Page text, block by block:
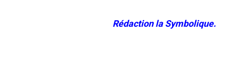
Rédaction la Symbolique.